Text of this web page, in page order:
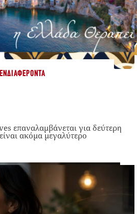
ΕΝΔΙΑΦΈΡΟΝΤΑ
επαναλαμβάνεται για δεύτερη
ακόμα μεγαλύτερο